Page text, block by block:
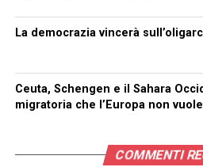
La democrazia vincerà
Ceuta, Schengen e il Sahara
migratoria che l’Europa non
COMMENTI